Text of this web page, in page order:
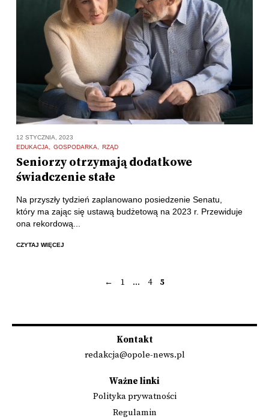
12 STYCZNIA, 2023
EDUKACJA
GOSPODARKA RZĄD
Seniorzy otrzymają dodatkowe
świadczenie stałe
Na przyszły tydzień zaplanowano posiedzenie Senatu,
który ma zając się ustawą budżetową na 2023 r. Przewiduje
ona rekordową...
CZYTAJ WIĘCEJ
Stronicowanie
wpisów
← 1 … 4 5
Kontakt
redakcja@opole-news.pl
Ważne linki
Polityka prywatności
Regulamin